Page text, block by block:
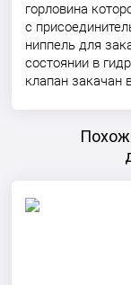
горловина
с
ниппель для
состоянии в
клапан закачан